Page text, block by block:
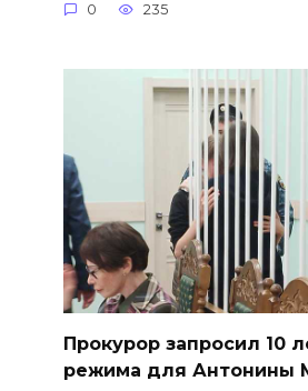
0 235
​Прокурор запросил 10
режима для Антонины